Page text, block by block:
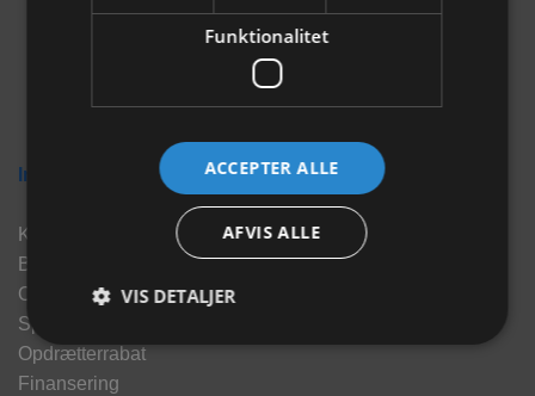
Information
Kontakt
Brand
Om os
Sponsorater
Opdrætterrabat
Finansering
Funktionalitet
ACCEPTER ALLE
AFVIS ALLE
VIS DETALJER